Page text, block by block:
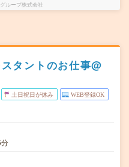
ループ株式会社
タントのお仕事@
土日祝日が休み WEB登録OK